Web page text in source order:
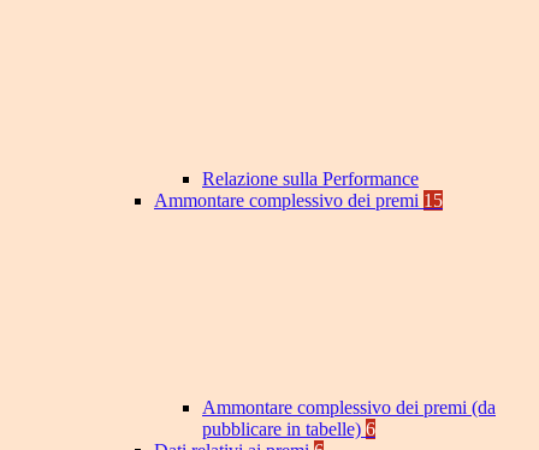
Relazione sulla Performance
Ammontare complessivo dei premi 15
Ammontare complessivo dei premi (da
pubblicare in tabelle) 6